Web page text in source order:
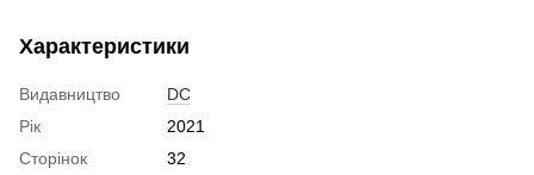
Характеристики
Видавництво
DC
Рік
2021
Сторінок
32